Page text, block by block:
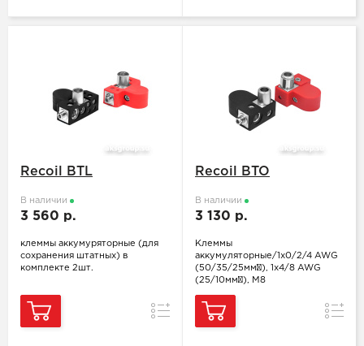
Recoil BTL
В наличии
3 560 р.
клеммы аккумуряторные (для
сохранения штатных) в
комплекте 2шт.
Сравнение
Recoil BTO
В наличии
3 130 р.
Клеммы
аккумуляторные/1x0/2/4 AWG
(50/35/25мм²), 1x4/8 AWG
(25/10мм²), M8